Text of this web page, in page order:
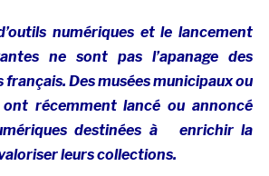
numériques et le lancement
ne sont pas l’apanage des
français. Des musées municipaux ou
récemment lancé ou annoncé
destinées à enrichir la
leurs collections.